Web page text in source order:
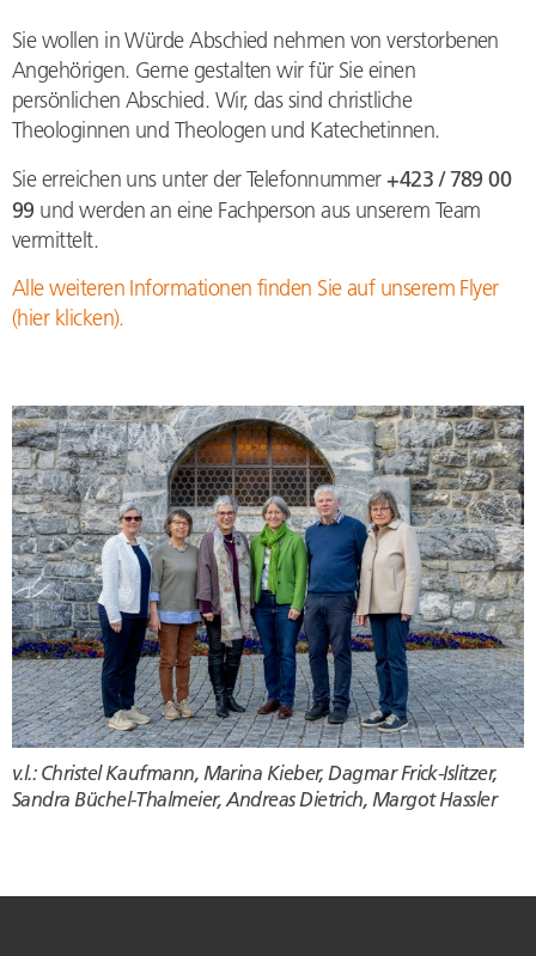
Sie wollen in Würde Abschied nehmen von verstorbenen
Angehörigen. Gerne gestalten wir für Sie einen
persönlichen Abschied. Wir, das sind christliche
Theologinnen und Theologen und Katechetinnen.
Sie erreichen uns unter der Telefonnummer+423 / 789 00
99 und werden an eine Fachperson aus unserem Team
vermittelt.
Alle weiteren Informationen finden Sie auf unserem Flyer
(hier klicken).
v.l.: Christel Kaufmann, Marina Kieber, Dagmar Frick-Islitzer,
Sandra Büchel-Thalmeier, Andreas Dietrich, Margot Hassler